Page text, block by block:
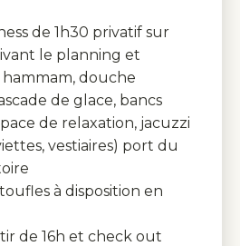
de 1h30 privatif sur
le planning et
hammam, douche
de glace, bancs
de relaxation, jacuzzi
vestiaires) port du
à disposition en
de 16h et check out